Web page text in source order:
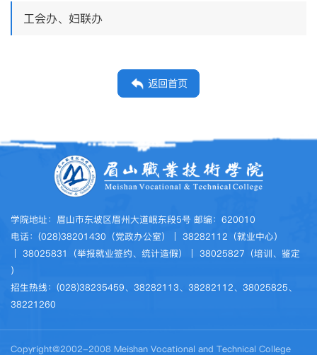
工会办、妇联办
返回首页
学院地址：眉山市东坡区眉州大道岷东段5号 邮编：620010
电话：(028)38201430（党政办公室）｜ 38282112（就业中心）
｜ 38025831（举报就业签约、统计造假）｜ 38025827（培训、鉴定
）
招生热线：(028)38235459、38282113、38282112、38025825、
38221260
Copyright@2002-2008 Meishan Vocational and Technical College